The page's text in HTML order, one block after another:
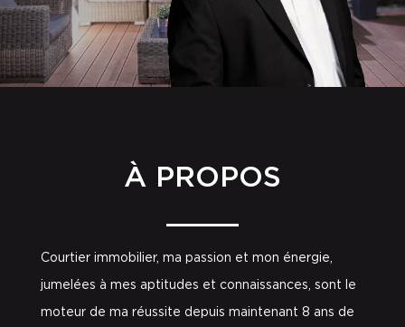
À PROPOS
Courtier immobilier, ma passion et mon énergie,
jumelées à mes aptitudes et connaissances, sont le
moteur de ma réussite depuis maintenant 8 ans de